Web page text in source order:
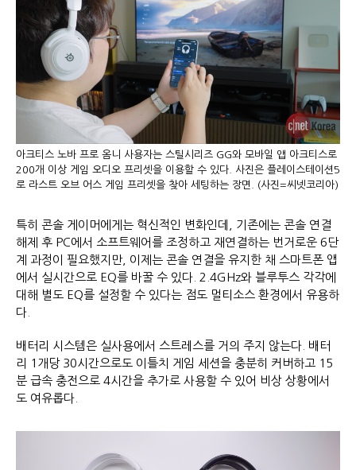
아크티스 노바 프로 옴니 사용자는 스틸시리즈 GG와 모바일 앱 아크티스로
200개 이상 게임 오디오 프리셋을 이용할 수 있다. 사진은 플레이스테이션5
로 라스트 오브 어스 게임 프리셋을 찾아 세팅하는 장면. (사진=씨넷코리아)
특히 콘솔 게이머에게는 혁신적인 변화인데, 기존에는 콘솔 연결
해제 후 PC에서 소프트웨어를 조정하고 재연결하는 번거로운 6단
계 과정이 필요했지만, 이제는 콘솔 연결을 유지한 채 스마트폰 앱
에서 실시간으로 EQ를 바꿀 수 있다. 2.4GHz와 블루투스 각각에
대해 별도 EQ를 설정할 수 있다는 점도 멀티소스 환경에서 유용하
다.
배터리 시스템은 실사용에서 스트레스를 거의 주지 않는다. 배터
리 1개당 30시간으로도 이틀치 게임 세션을 충분히 커버하고 15
분 급속 충전으로 4시간을 추가로 사용할 수 있어 비상 상황에서
도 여유롭다.